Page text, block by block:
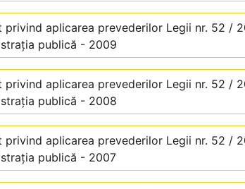
privind aplicarea prevederilor Legii nr. 52 /
publică - 2009
privind aplicarea prevederilor Legii nr. 52 /
publică - 2008
privind aplicarea prevederilor Legii nr. 52 /
publică - 2007